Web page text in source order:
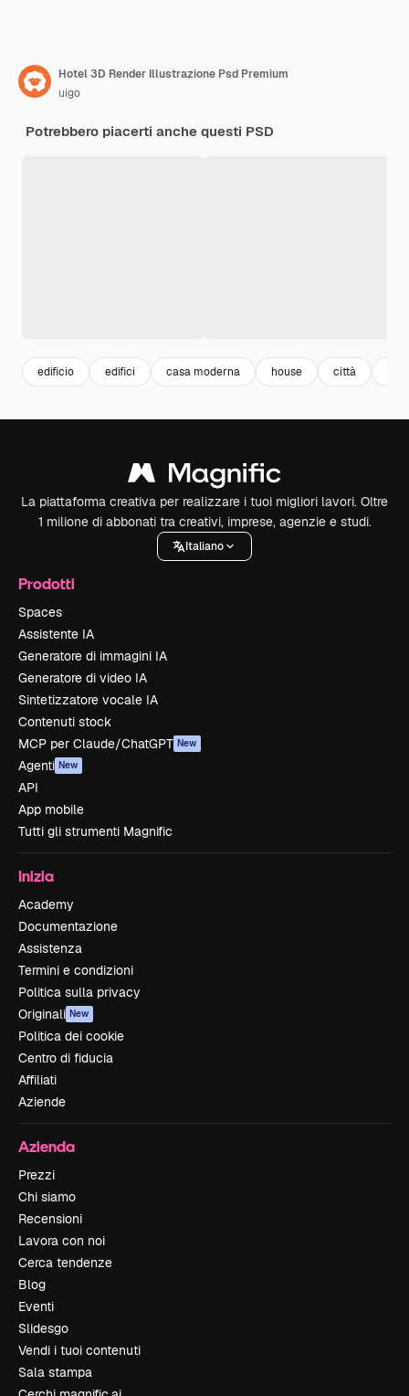
Hotel 3D Render Illustrazione Psd Premium
uigo
Potrebbero piacerti anche questi PSD
edificio edifici casa moderna house città
La piattaforma creativa per realizzare i tuoi migliori lavori. Oltre
1 milione di abbonati tra creativi, imprese, agenzie e studi.
Italiano
Prodotti
Spaces
Assistente IA
Generatore di immagini IA
Generatore di video IA
Sintetizzatore vocale IA
Contenuti stock
MCP per Claude/ChatGPT New
Agenti New
API
App mobile
Tutti gli strumenti Magnific
Inizia
Academy
Documentazione
Assistenza
Termini e condizioni
Politica sulla privacy
Originali New
Politica dei cookie
Centro di fiducia
Affiliati
Aziende
Azienda
Prezzi
Chi siamo
Recensioni
Lavora con noi
Cerca tendenze
Blog
Eventi
Slidesgo
Vendi i tuoi contenuti
Sala stampa